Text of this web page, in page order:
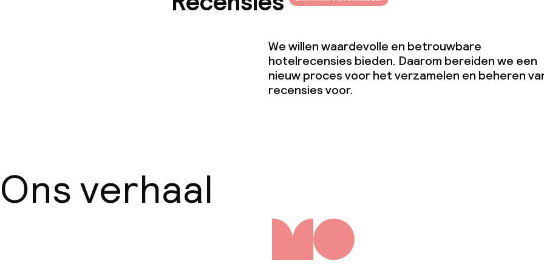
We willen waardevolle en betrouwbare
hotelrecensies bieden. Daarom bereiden we een
nieuw proces voor het verzamelen en beheren
recensies voor.
Ons verhaal